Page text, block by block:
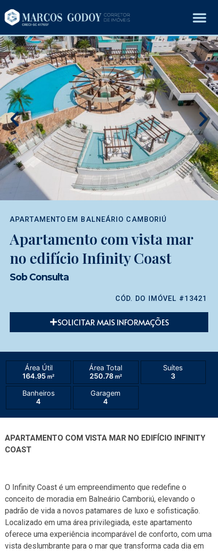
APARTAMENTO EM BALNEÁRIO CAMBORIÚ
Apartamento com vista mar
no edifício Infinity Coast
Sob Consulta
CÓD. DO IMÓVEL #13421
SOLICITAR MAIS INFORMAÇÕES
Área Útil
164.95 m²
Área Total
250.78m²
Suítes
3
Banheiros
4
Garagem
4
APARTAMENTO COM VISTA MAR NO EDIFÍCIO INFINITY
COAST
O Infinity Coast é um empreendimento que redefine o
conceito de moradia em Balneário Camboriú, elevando o
padrão de vida a novos patamares de luxo e sofisticação.
Localizado em uma área privilegiada, este apartamento
oferece uma experiência incomparável de conforto, com uma
vista deslumbrante para o mar que transforma cada dia em